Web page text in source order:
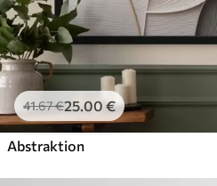
41.67€25.00 €
Abstraktion